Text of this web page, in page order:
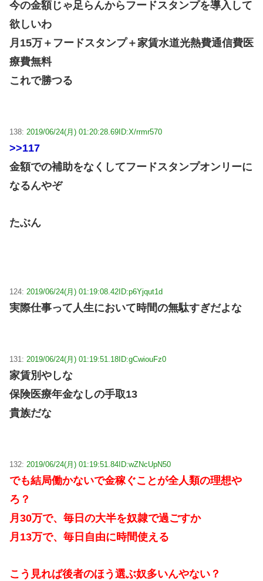
今の金額じゃ足らんからフードスタンプを導入して
欲しいわ
月15万＋フードスタンプ＋家賃水道光熱費通信費医
療費無料
これで勝つる
138: 2019/06/24(月) 01:20:28.69 ID:X/rrmr570
>>117
金額での補助をなくしてフードスタンプオンリーに
なるんやぞ
たぶん
124: 2019/06/24(月) 01:19:08.42 ID:p6Yjqut1d
実際仕事って人生において時間の無駄すぎだよな
131: 2019/06/24(月) 01:19:51.18 ID:gCwiouFz0
家賃別やしな
保険医療年金なしの手取13
貴族だな
132: 2019/06/24(月) 01:19:51.84 ID:wZNcUpN50
でも結局働かないで金稼ぐことが全人類の理想や
ろ？
月30万で、毎日の大半を奴隷で過ごすか
月13万で、毎日自由に時間使える
こう見れば後者のほう選ぶ奴多いんやない？